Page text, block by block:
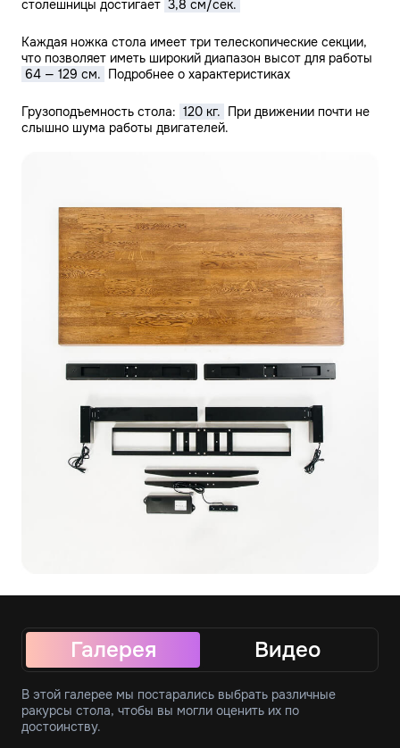
64 — 129 см.
Грузоподъемность стола: 120 кг. При движении почти не
В этой галерее мы постарались выбрать различные
ракурсы стола, чтобы вы могли оценить их по
достоинству.